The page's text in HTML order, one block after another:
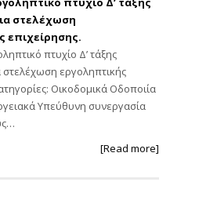
στελέχωση
επιχείρησης.
πτυχίο Δ’ τάξης
στελέχωση εργοληπτικής
Οικοδομικά Οδοποιία
Υπεύθυνη συνεργασία
[Read more]